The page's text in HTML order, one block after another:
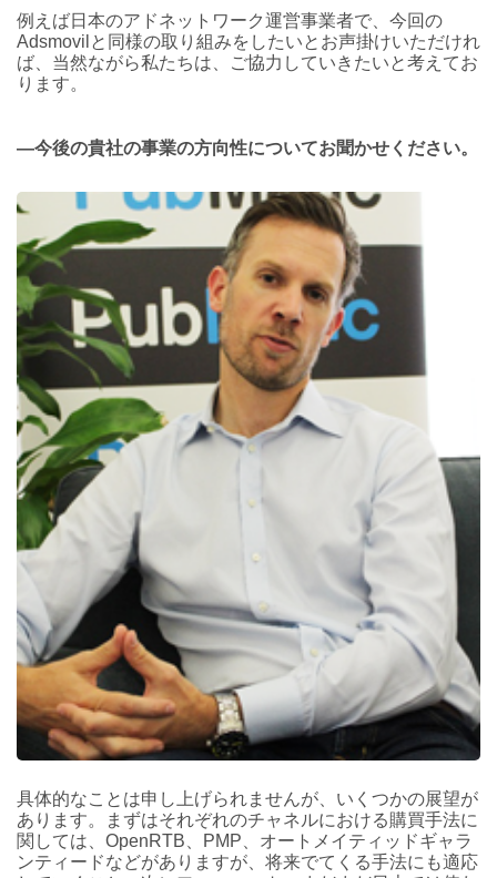
例えば日本のアドネットワーク運営事業者で、今回の
Adsmovilと同様の取り組みをしたいとお声掛けいただけれ
ば、当然ながら私たちは、ご協力していきたいと考えてお
ります。
―今後の貴社の事業の方向性についてお聞かせください。
具体的なことは申し上げられませんが、いくつかの展望が
あります。まずはそれぞれのチャネルにおける購買手法に
関しては、OpenRTB、PMP、オートメイティッドギャラ
ンティードなどがありますが、将来でてくる手法にも適応